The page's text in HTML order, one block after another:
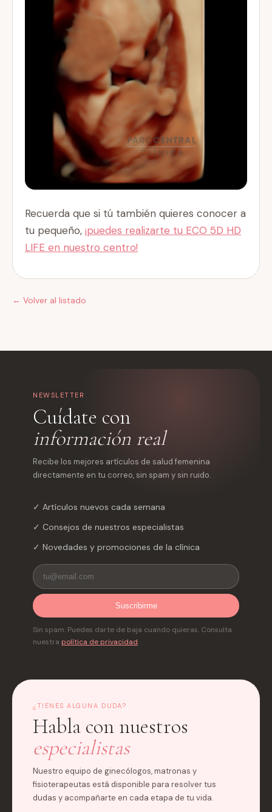
Recuerda que si tú también quieres conocer a
tu pequeño, ¡puedes realizarte tu ECO 5D HD
LIFE en nuestro centro!
← Volver al listado
NEWSLETTER
Cuídate con
información real
Recibe los mejores artículos de salud femenina
directamente en tu correo, sin spam y sin ruido.
✓ Artículos nuevos cada semana
✓ Consejos de nuestros especialistas
✓ Novedades y promociones de la clínica
Suscribirme
Sin spam. Puedes darte de baja cuando quieras. Consulta
nuestra política de privacidad.
¿TIENES ALGUNA DUDA?
Habla con nuestros
especialistas
Nuestro equipo de ginecólogos, matronas y
fisioterapeutas está disponible para resolver tus
dudas y acompañarte en cada etapa de tu vida.